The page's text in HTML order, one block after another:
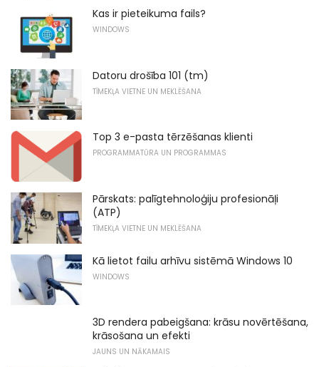
Kas ir pieteikuma fails?
WINDOWS
Datoru drošība 101 (tm)
TĪMEKĻA VIETNE UN MEKLĒŠANA
Top 3 e-pasta tērzēšanas klienti
PROGRAMMATŪRA UN PROGRAMMAS
Pārskats: palīgtehnoloģiju profesionāļi
(ATP)
TĪMEKĻA VIETNE UN MEKLĒŠANA
Kā lietot failu arhīvu sistēmā Windows 10
WINDOWS
3D rendera pabeigšana: krāsu novērtēšana,
krāsošana un efekti
JAUNS UN NĀKAMAIS